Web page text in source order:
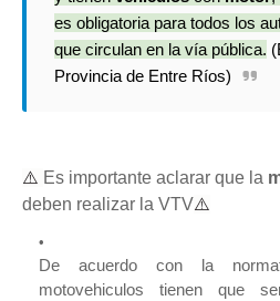
es obligatoria para todos los
que circulan en la vía pública.
Provincia de Entre Ríos)
⚠️ Es importante aclarar que la
deben realizar la VTV⚠️
De acuerdo con la
motovehiculos tienen que